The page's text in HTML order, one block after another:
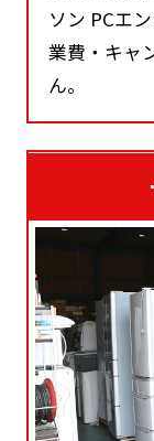
ソン PCエ
業費・キャ
ん。